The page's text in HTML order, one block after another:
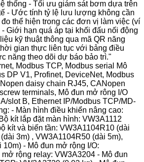
thống - Tối ưu giám sát bơm dựa trên
- Ước tính tỷ lệ lưu lượng không cần
thể hiện trong các đơn vị làm việc (ví
- Giới hạn quá áp tại khối đấu nối động
kỹ thuật thông qua mã QR năng
gian thực liên tục với bảng điều
năng theo dõi dự báo bảo trì."
Modbus TCP, Modbus serial Mô
DP V1, Profinet, DeviceNet, Modbus
daisy chain RJ45, CANopen
terminals, Mô đun mở rông I/O
slot B, Ethernet IP/Modbus TCP/MD-
- Màn hình điều khiển nâng cao:
kít lắp đặt màn hình: VW3A1112
kít và biến tần: VW3A1104R10 (dài
3m) , VW3A1104R50 (dài 5m),
- Mô đun mở rộng I/O:
rộng relay: VW3A3204 - Mô đun